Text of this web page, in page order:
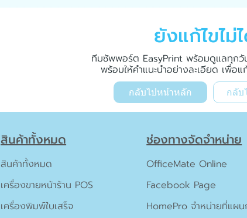
ยังแก้ไขไม่
ทีมซัพพอร์ต EasyPrint พร้อมดูแลทุก
พร้อมให้คำแนะนำอย่างละเอียด เพื่อ
กลับไปหน้าหลัก กลับ
สินค้าทั้งหมด
สินค้าทั้งหมด
เครื่องขายหน้าร้าน POS
เครื่องพิมพ์ใบเสร็จ
ช่องทางจัดจำหน่าย
OfficeMate Online
Facebook Page
HomePro จำหน่ายที่แผ